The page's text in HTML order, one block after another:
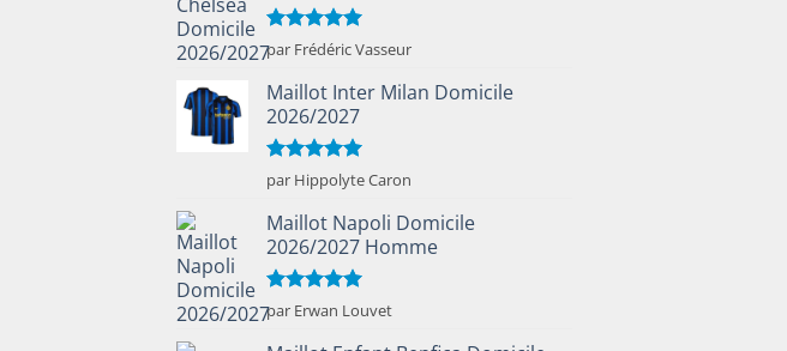
Note5sur
5
par Frédéric Vasseur
Maillot Inter Milan Domicile
2026/2027
Note5sur
5
par Hippolyte Caron
Maillot Napoli Domicile
2026/2027 Homme
Note5sur
5
par Erwan Louvet